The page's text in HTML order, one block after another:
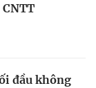
đầu không